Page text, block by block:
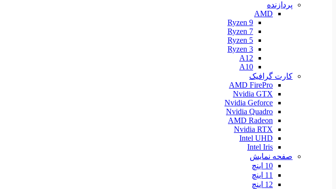
پردازنده
AMD
Ryzen 9
Ryzen 7
Ryzen 5
Ryzen 3
A12
A10
کارت گرافیک
AMD FirePro
Nvidia GTX
Nvidia Geforce
Nvidia Quadro
AMD Radeon
Nvidia RTX
Intel UHD
Intel Iris
صفحه نمایش
10 اینچ
11 اینچ
12 اینچ